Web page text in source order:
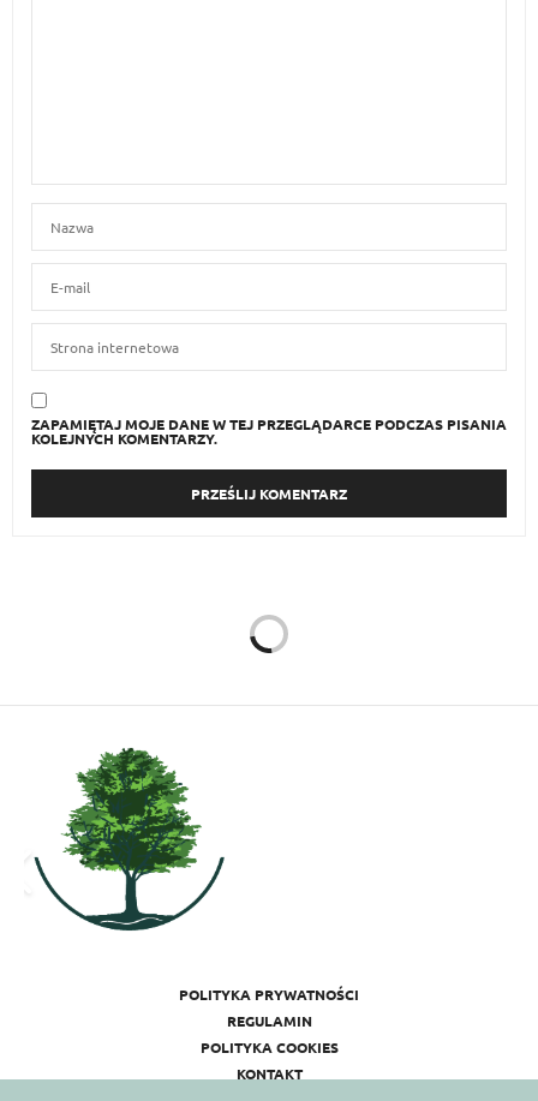
ZAPAMIĘTAJ MOJE DANE W TEJ PRZEGLĄDARCE PODCZAS PISANIA
KOLEJNYCH KOMENTARZY.
Konferencja "Wielki
sukces niewielkim
kosztem" – prof. Robert
Cialdini
Robert Cialdini to światowej sławy naukowiec,
profesor psychologii społecznej. Pracuje w Arizona